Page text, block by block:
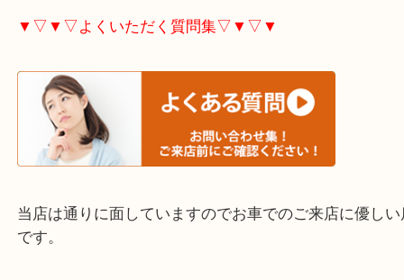
▼▽▼▽よくいただく質問集▽▼▽▼